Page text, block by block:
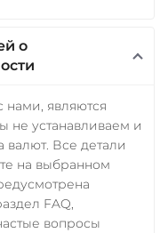
о
являются
устанавливаем и
Все детали
на выбранном
FAQ,
вопросы